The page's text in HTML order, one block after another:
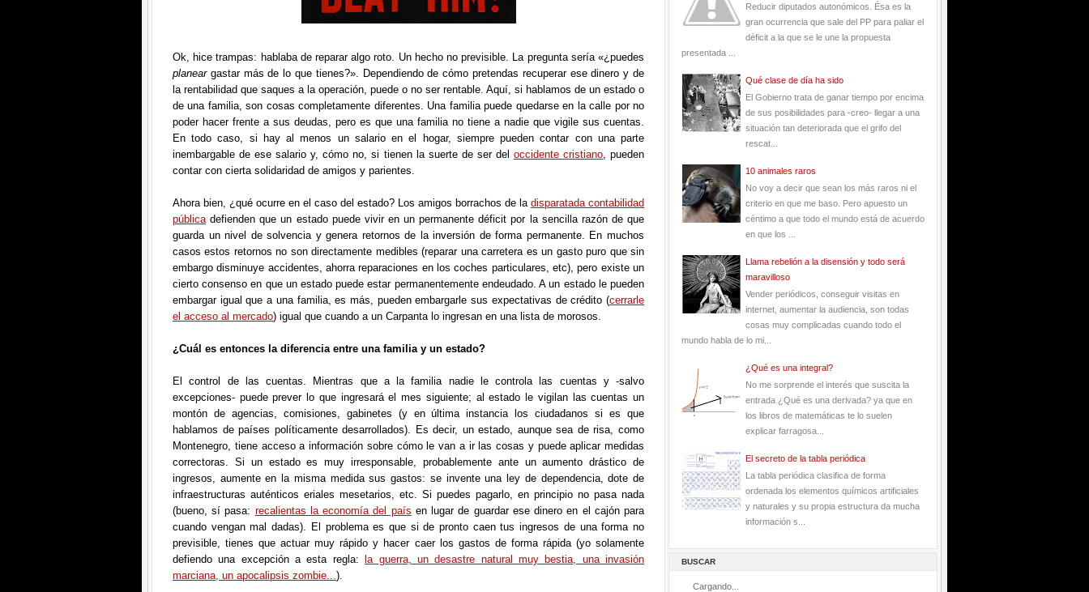
Ok, hice trampas: hablaba de reparar algo roto. Un hecho no previsible. La pregunta sería «¿puedes
planeargastar más de lo que tienes?». Dependiendo de cómo pretendas recuperar ese dinero y de
la rentabilidad que saques a la operación, puede o no ser rentable. Aquí, si hablamos de un estado o
de una familia, son cosas completamente diferentes. Una familia puede quedarse en la calle por no
poder hacer frente a sus deudas, pero es que una familia no tiene a nadie que vigile sus cuentas.
En todo caso, si hay al menos un salario en el hogar, siempre pueden contar con una parte
inembargable de ese salario y, cómo no, si tienen la suerte de ser del occidente cristiano, pueden
contar con cierta solidaridad de amigos y parientes.
Ahora bien, ¿qué ocurre en el caso del estado? Los amigos borrachos de la disparatada contabilidad
públicadefienden que un estado puede vivir en un permanente déficit por la sencilla razón de que
guarda un nivel de solvencia y genera retornos de la inversión de forma permanente. En muchos
casos estos retornos no son directamente medibles (reparar una carretera es un gasto puro que sin
embargo disminuye accidentes, ahorra reparaciones en los coches particulares, etc), pero existe un
cierto consenso en que un estado puede estar permanentemente endeudado. A un estado le pueden
embargar igual que a una familia, es más, pueden embargarle sus expectativas de crédito (cerrarle
el acceso al mercado) igual que cuando a un Carpanta lo ingresan en una lista de morosos.
¿Cuál es entonces la diferencia entre una familia y un estado?
El control de las cuentas. Mientras que a la familia nadie le controla las cuentas y -salvo
excepciones- puede prever lo que ingresará el mes siguiente; al estado le vigilan las cuentas un
montón de agencias, comisiones, gabinetes (y en última instancia los ciudadanos si es que
hablamos de países políticamente desarrollados). Es decir, un estado, aunque sea de risa, como
Montenegro, tiene acceso a información sobre cómo le van a ir las cosas y puede aplicar medidas
correctoras. Si un estado es muy irresponsable, probablemente ante un aumento drástico de
ingresos, aumente en la misma medida sus gastos: se invente una ley de dependencia, dote de
infraestructuras auténticos eriales mesetarios, etc. Si puedes pagarlo, en principio no pasa nada
(bueno, sí pasa: recalientas la economía del país en lugar de guardar ese dinero en el cajón para
cuando vengan mal dadas). El problema es que si de pronto caen tus ingresos de una forma no
previsible, tienes que actuar muy rápido y hacer caer los gastos de forma rápida (yo solamente
defiendo una excepción a esta regla:
la guerra, un desastre natural muy bestia, una invasión
marciana, un apocalipsis zombie...).
Reducir diputados autonómicos. Ésa es la
gran ocurrencia que sale del PP para paliar el
déficit a la que se le une la propuesta
presentada ...
Qué clase de día ha sido
El Gobierno trata de ganar tiempo por encima
de sus posibilidades para -creo- llegar a una
situación tan deteriorada que el grifo del
rescat...
10 animales raros
No voy a decir que sean los más raros ni el
criterio en que me baso. Pero apuesto un
céntimo a que todo el mundo está de acuerdo
en que los ...
Llama rebelión a la disensión y todo será
maravilloso
Vender periódicos, conseguir visitas en
internet, aumentar la audiencia, son todas
cosas muy complicadas cuando todo el
mundo habla de lo mi...
¿Qué es una integral?
No me sorprende el interés que suscita la
entrada ¿Qué es una derivada? ya que en
los libros de matemáticas te lo suelen
explicar farragosa...
El secreto de la tabla periódica
La tabla periódica clasifica de forma
ordenada los elementos químicos artificiales
y naturales y su propia estructura da mucha
información s...
BUSCAR
Cargando...